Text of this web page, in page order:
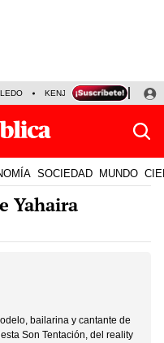
KENJI FUJIMORI
SOCIEDAD MUNDO
Yahaira
bailarina y cantante de
Son Tentación, del reality